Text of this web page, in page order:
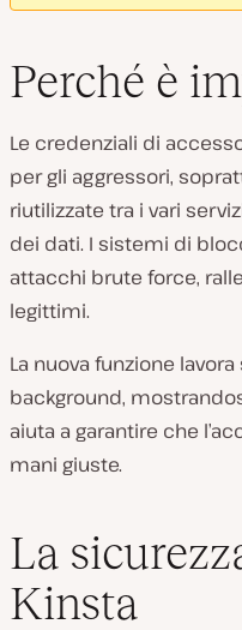
Perché è
Le credenziali di
per gli aggressori,
riutilizzate tra i vari
dei dati. I sistemi di
attacchi brute force,
legittimi.
La nuova funzione
background,
aiuta a garantire che
mani giuste.
La
Kinsta